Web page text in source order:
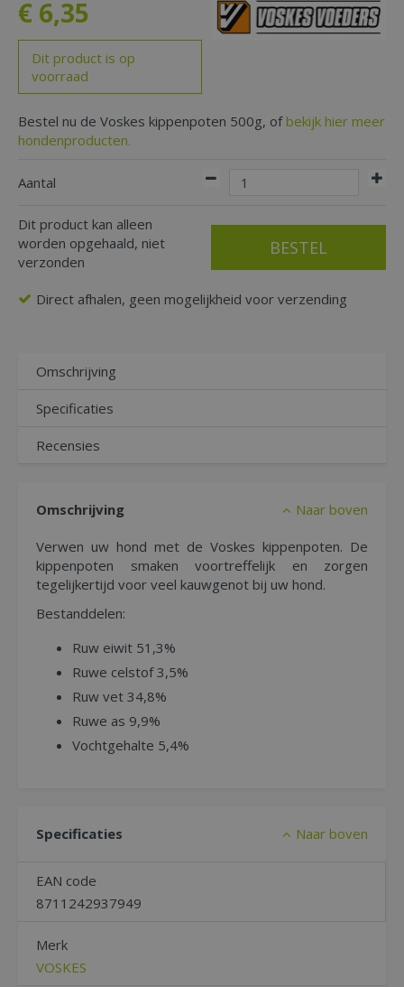
€ 6,35
Dit product is op
voorraad
Bestel nu de Voskes kippenpoten 500g, ofbekijk hier meer
hondenproducten.
Aantal
Dit product kan alleen
worden opgehaald, niet
verzonden
Direct afhalen, geen mogelijkheid voor verzending
Omschrijving
Specificaties
Recensies
Omschrijving Naar boven
Verwen uw hond met de Voskes kippenpoten. De
kippenpoten smaken voortreffelijk en zorgen
tegelijkertijd voor veel kauwgenot bij uw hond.
Bestanddelen:
Ruw eiwit 51,3%
Ruwe celstof 3,5%
Ruw vet 34,8%
Ruwe as 9,9%
Vochtgehalte 5,4%
Specificaties Naar boven
EAN code
8711242937949
Merk
VOSKES